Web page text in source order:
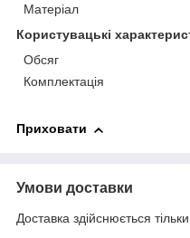
Матеріал
Користувацькі
Обсяг
Комплектація
Приховати
Умови доставки
Доставка здійснюється